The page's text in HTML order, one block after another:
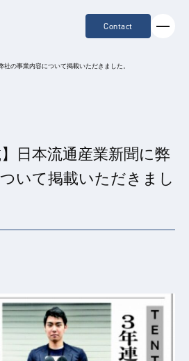
Contact
社の事業内容について掲載いただきました。
日本流通産業新聞に弊
いて掲載いただきまし